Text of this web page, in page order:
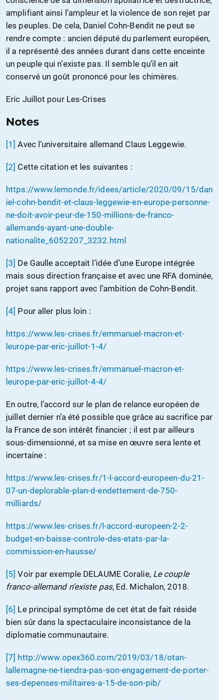
amplifiant ainsi l’ampleur et la violence de son rejet par
les peuples. De cela, Daniel Cohn-Bendit ne peut se
rendre compte : ancien député du parlement européen,
il a représenté des années durant dans cette enceinte
un peuple qui n’existe pas. Il semble qu’il en ait
conservé un goût prononcé pour les chimères.
Eric Juillot pour Les-Crises
Notes
[1] Avec l’universitaire allemand Claus Leggewie.
[2] Cette citation et les suivantes :
https://www.lemonde.fr/idees/article/2020/09/15/dan
iel-cohn-bendit-et-claus-leggewie-en-europe-personne-
ne-doit-avoir-peur-de-150-millions-de-franco-
allemands-ayant-une-double-
nationalite_6052207_3232.html
[3] De Gaulle acceptait l’idée d’une Europe intégrée
mais sous direction française et avec une RFA dominée,
projet sans rapport avec l’ambition de Cohn-Bendit.
[4] Pour aller plus loin :
https://www.les-crises.fr/emmanuel-macron-et-
leurope-par-eric-juillot-1-4/
https://www.les-crises.fr/emmanuel-macron-et-
leurope-par-eric-juillot-4-4/
En outre, l’accord sur le plan de relance européen de
juillet dernier n’a été possible que grâce au sacrifice par
la France de son intérêt financier ; il est par ailleurs
sous-dimensionné, et sa mise en œuvre sera lente et
incertaine :
https://www.les-crises.fr/1-l-accord-europeen-du-21-
07-un-deplorable-plan-d-endettement-de-750-
milliards/
https://www.les-crises.fr/l-accord-europeen-2-2-
budget-en-baisse-controle-des-etats-par-la-
commission-en-hausse/
[5] Voir par exemple DELAUME Coralie, Le couple
franco-allemand n’existe pas, Ed. Michalon, 2018.
[6] Le principal symptôme de cet état de fait réside
bien sûr dans la spectaculaire inconsistance de la
diplomatie communautaire.
[7] http://www.opex360.com/2019/03/18/otan-
lallemagne-ne-tiendra-pas-son-engagement-de-porter-
ses-depenses-militaires-a-15-de-son-pib/